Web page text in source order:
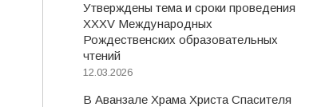
Утверждены тема и сроки проведения
XXXV Международных
Рождественских образовательных
чтений
12.03.2026
В Аванзале Храма Христа Спасителя